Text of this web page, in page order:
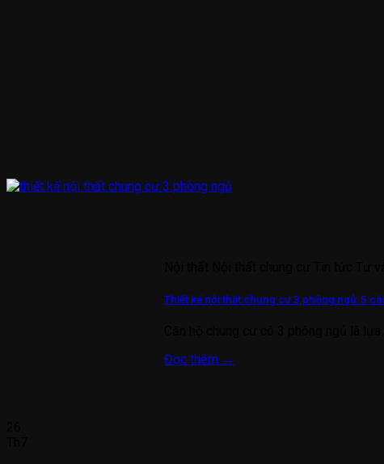
Thiết kế nội thất chung cư 3 phòng ngủ: 5
Đọc thêm →